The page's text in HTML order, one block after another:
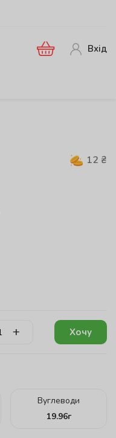
Вхід
12 ₴
+ Хочу
Вуглеводи
19.96г